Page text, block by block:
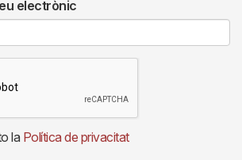
electrònic
la Política de privacitat